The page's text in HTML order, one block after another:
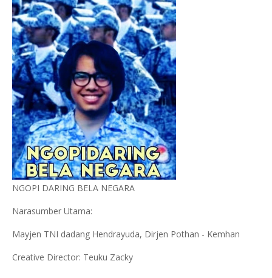
NGOPI DARING BELA NEGARA
Narasumber Utama:
Mayjen TNI dadang Hendrayuda, Dirjen Pothan - Kemhan
Creative Director: Teuku Zacky